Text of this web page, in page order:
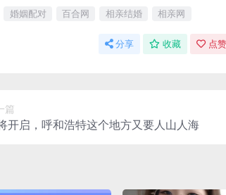
婚姻配对 百合网 相亲结婚 相亲网
分享 收藏 点
篇
开启，呼和浩特这个地方又要人山人海